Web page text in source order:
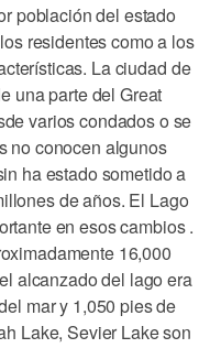
población del estado
residentes como a los
La ciudad de
una parte del Great
varios condados o se
no conocen algunos
ha estado sometido a
de años. El Lago
en esos cambios .
16,000
alcanzado del lago era
mar y 1,050 pies de
Lake, Sevier Lake son